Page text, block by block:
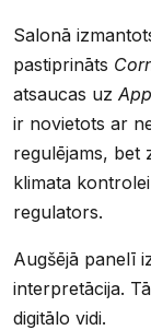
Salonā
pastiprināts
atsaucas uz
ir novietots ar
regulējams, bet
klimata
regulators.
Augšējā panelī
interpretācija.
digitālo vidi.